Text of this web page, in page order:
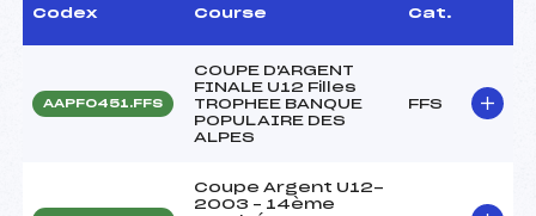
Codex Course Cat.
AAPF0451.FFS
COUPE D'ARGENT
FINALE U12 Filles
TROPHEE BANQUE
POPULAIRE DES
ALPES
FFS
Coupe Argent U12-
2003 – 14ème